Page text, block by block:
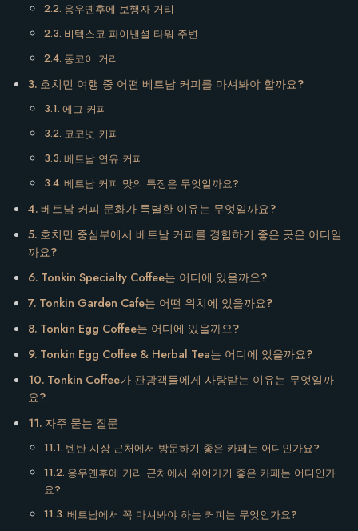
응우옌후에 보행자 거리
비텍스코 파이낸셜 타워 주변
동코이 거리
호치민 여행 중 어떤 베트남 커피를 마셔봐야 할까요?
에그 커피
코코넛 커피
베트남 연유 커피
베트남 커피 맛의 특징은 무엇일까요?
베트남 커피 문화가 특별한 이유는 무엇일까요?
호치민 중심부에서 베트남 커피를 경험하기 좋은 곳은 어디일
까요?
Tonkin Specialty Coffee는 어디에 있을까요?
Tonkin Garden Cafe는 어떤 위치에 있을까요?
Tonkin Egg Coffee는 어디에 있을까요?
Tonkin Egg Coffee & Herbal Tea는 어디에 있을까요?
Tonkin Coffee가 관광객들에게 사랑받는 이유는 무엇일까
요?
자주 묻는 질문
벤탄 시장 근처에서 방문하기 좋은 카페는 어디인가요?
응우옌후에 거리 근처에서 쉬어가기 좋은 카페는 어디인가
요?
베트남에서 꼭 마셔봐야 하는 커피는 무엇인가요?